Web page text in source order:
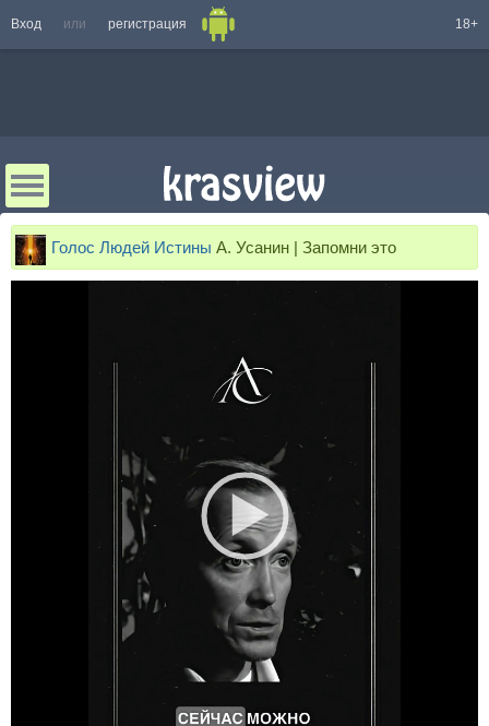
Вход или регистрация 18+
Голос Людей Истины А. Усанин | Запомни это